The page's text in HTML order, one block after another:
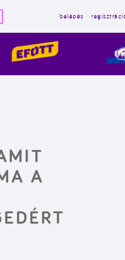
belépés
A